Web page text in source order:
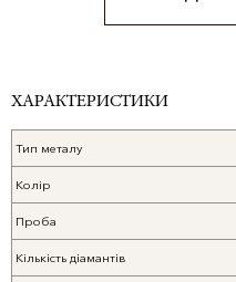
ХАРАКТЕРИСТИКИ
Тип металу
Колір
Проба
Кількість діамантів